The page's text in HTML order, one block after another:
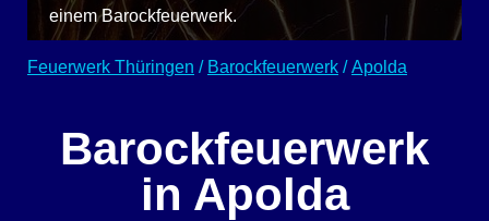
einem Barockfeuerwerk.
Feuerwerk Thüringen / Barockfeuerwerk /Apolda
Barockfeuerwerk
in Apolda